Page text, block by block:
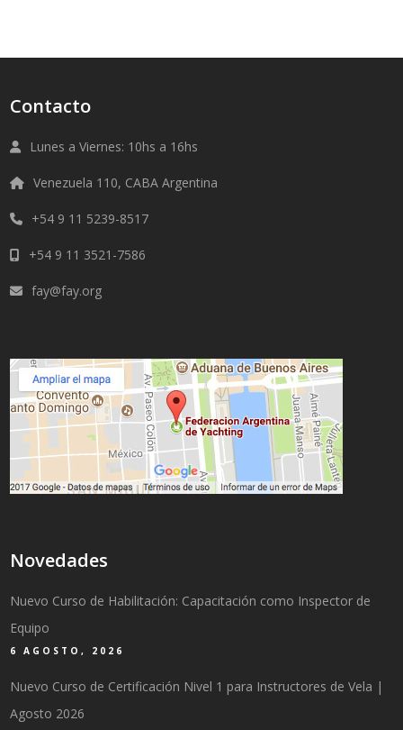
Contacto
Lunes a Viernes: 10hs a 16hs
Venezuela 110, CABA Argentina
+54 9 11 5239-8517
+54 9 11 3521-7586
fay@fay.org
Novedades
Nuevo Curso de Habilitación: Capacitación como Inspector de
Equipo
6 AGOSTO, 2026
Nuevo Curso de Certificación Nivel 1 para Instructores de Vela |
Agosto 2026